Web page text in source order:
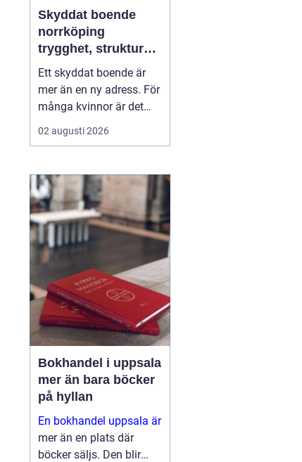
Skyddat boende
norrköping
trygghet, struktur
och väg vidare
Ett skyddat boende är
mer än en ny adress. För
många kvinnor är det
skillnaden mellan att
överleva och att börja
arbetet med skydd och
behandling utvecklats de
senaste åren, med större
fokus på helhet, trauma,
samsjuklighet och...
02 augusti 2026
Bokhandel i uppsala
mer än bara böcker
på hyllan
En bokhandel uppsala är
mer än en plats där
böcker säljs. Den blir